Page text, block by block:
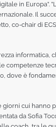
in Europa”.
Il
co-chair di
competenze
è
cui hanno
da Sofia